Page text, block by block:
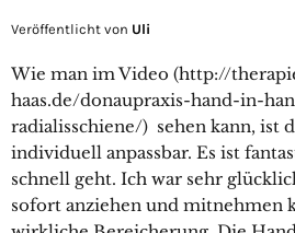
Veröffentlicht von Uli
Wie man im Video (http://
haas.de/donaupraxis-hand-in-
radialisschiene/) sehen kann, ist
individuell anpassbar. Es ist
schnell geht. Ich war sehr
sofort anziehen und mitnehmen